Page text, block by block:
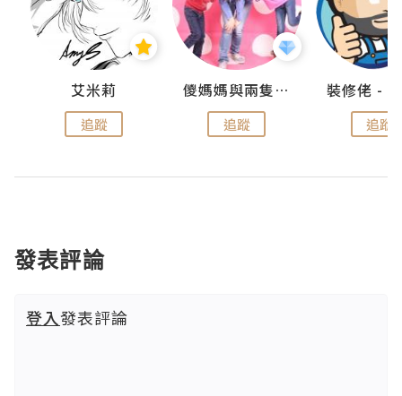
艾米莉
追蹤
儍媽媽與兩隻小魔怪之家
追蹤 追蹤
發表評論
登入發表評論